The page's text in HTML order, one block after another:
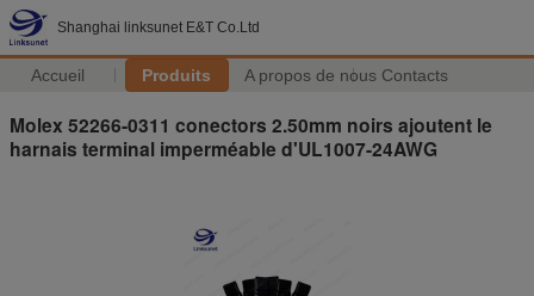
Shanghai linksunet E&T Co.Ltd
Accueil Produits A propos de nous Contacts
Molex 52266-0311 conectors 2.50mm noirs ajoutent le
harnais terminal imperméable d'UL1007-24AWG